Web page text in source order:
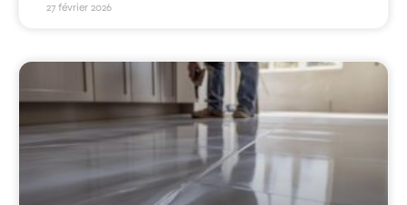
27 février 2026